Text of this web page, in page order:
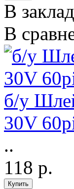
В
В
б/у
30V
..
118 р.